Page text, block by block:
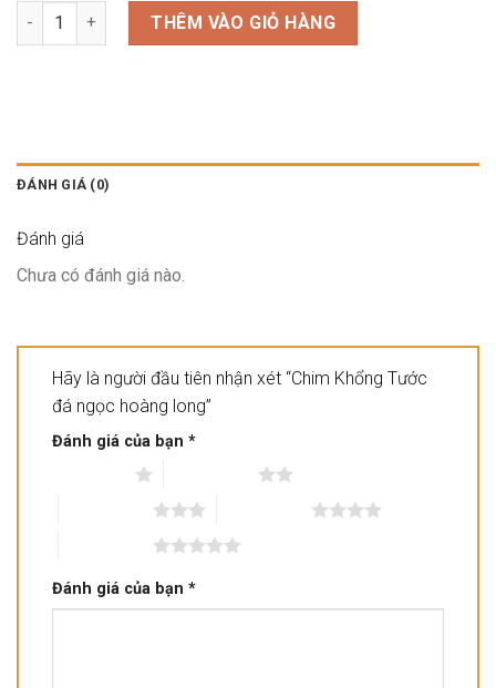
Chim Khổng Tước đá ngọc hoàng long số lượng
THÊM VÀO GIỎ HÀNG
ĐÁNH GIÁ (0)
Đánh giá
Chưa có đánh giá nào.
Hãy là người đầu tiên nhận xét “Chim Khổng Tước
đá ngọc hoàng long”
Đánh giá của bạn *
Đánh giá của bạn *